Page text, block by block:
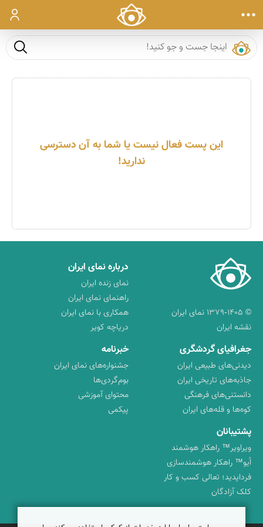
ورود
جست و
این پست فعال نیست یا شما به آن دسترسی
ندارید!
© ۱۳۷۹-۱۴۰۵ نمای ایران
نقشه ایران
درباره نمای ایران
نمای زنده ایران
راهنمای نمای ایران
همکاری با نمای ایران
دریاچه کویر
جغرافیای گردشگری
دیدنی‌های طبیعی ایران
جاذبه‌های تاریخی ایران
دانستنی‌های فرهنگی
کوه‌ها و قله‌های ایران
خبرنامه
جشنواره‌های نمای ایران
بوم‌گردی‌ها
محتوای آموزشی
پیکمی
پشتیبانان
ویراویر™ راهکار هوشمند
اُیو™ راهکار هوشمندسازی
فرداپدید؛ تعالی کسب و کار
کلک آزادگان